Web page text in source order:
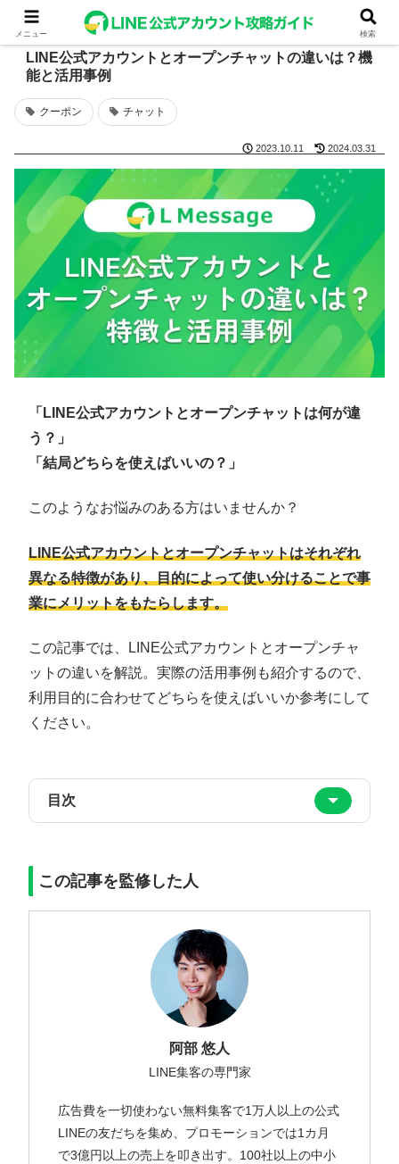
LINE公式アカウントとオープンチャットの違いは？機
能と活用事例
クーポン チャット
2023.10.11 2024.03.31
「LINE公式アカウントとオープンチャットは何が違
う？」
「結局どちらを使えばいいの？」
このようなお悩みのある方はいませんか？
LINE公式アカウントとオープンチャットはそれぞれ
異なる特徴があり、目的によって使い分けることで事
業にメリットをもたらします。
この記事では、LINE公式アカウントとオープンチャ
ットの違いを解説。実際の活用事例も紹介するので、
利用目的に合わせてどちらを使えばいいか参考にして
ください。
目次
この記事を監修した人
阿部 悠人
LINE集客の専門家
広告費を一切使わない無料集客で1万人以上の公式
LINEの友だちを集め、プロモーションでは1カ月
で3億円以上の売上を叩き出す。100社以上の中小
メニュー 検索